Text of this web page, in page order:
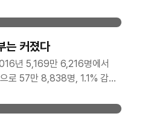
께 꿈과 열정을 펼칠 인턴을
브 기획 및 콘텐츠 제작 참여
e-book
는 커졌다
년 5,169만 6,216명에서
로 57만 8,838명, 1.1% 감소